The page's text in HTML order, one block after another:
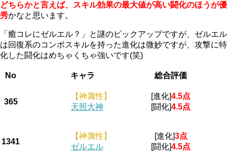
どちらかと言えば、スキル効果の最大値が高い闘化のほうが優
秀かなと思います。
「癒コレにゼルエル？」と謎のピックアップですが、ゼルエル
は回復系のコンボスキルを持った進化は微妙ですが、攻撃に特
化した闘化はめちゃくちゃ強いです(笑)
No キャラ 総合評価
365
【神属性】
天照大神
[進化]4.5点
[闘化]4.5点
1341
【神属性】
ゼルエル
[進化]3点
[闘化]4.5点